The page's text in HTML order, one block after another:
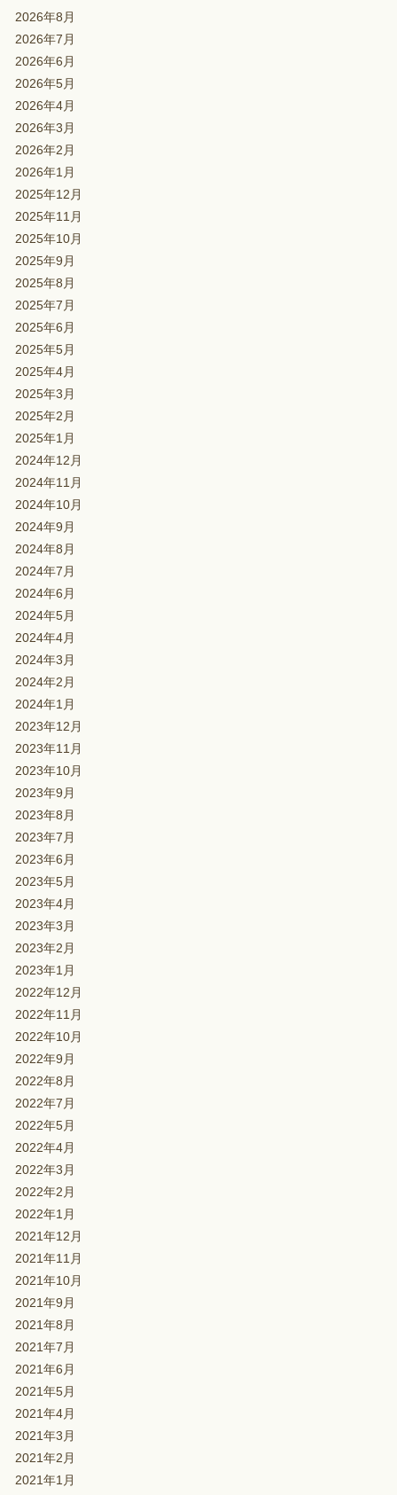
2026年8月
2026年7月
2026年6月
2026年5月
2026年4月
2026年3月
2026年2月
2026年1月
2025年12月
2025年11月
2025年10月
2025年9月
2025年8月
2025年7月
2025年6月
2025年5月
2025年4月
2025年3月
2025年2月
2025年1月
2024年12月
2024年11月
2024年10月
2024年9月
2024年8月
2024年7月
2024年6月
2024年5月
2024年4月
2024年3月
2024年2月
2024年1月
2023年12月
2023年11月
2023年10月
2023年9月
2023年8月
2023年7月
2023年6月
2023年5月
2023年4月
2023年3月
2023年2月
2023年1月
2022年12月
2022年11月
2022年10月
2022年9月
2022年8月
2022年7月
2022年5月
2022年4月
2022年3月
2022年2月
2022年1月
2021年12月
2021年11月
2021年10月
2021年9月
2021年8月
2021年7月
2021年6月
2021年5月
2021年4月
2021年3月
2021年2月
2021年1月